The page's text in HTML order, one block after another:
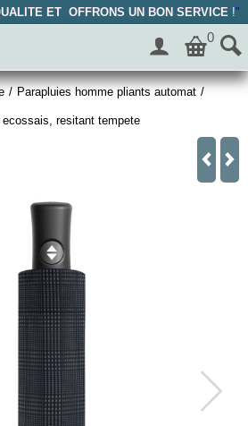
ET OFFRONS UN BON SERVICE !"
0
/ Parapluies homme pliants automat /
resitant tempete